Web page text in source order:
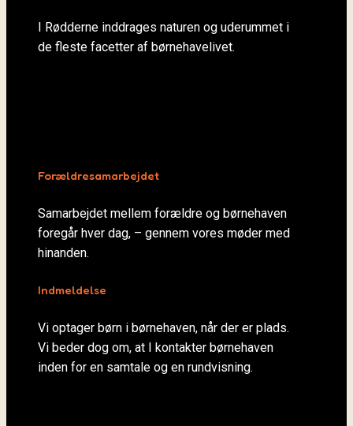
I Rødderne inddrages naturen og uderummet i
de fleste facetter af børnehavelivet.
Forældresamarbejdet
Samarbejdet mellem forældre og børnehaven
foregår hver dag, – gennem vores møder med
hinanden.
Indmeldelse
Vi optager børn i børnehaven, når der er plads.
Vi beder dog om, at I kontakter børnehaven
inden for en samtale og en rundvisning.